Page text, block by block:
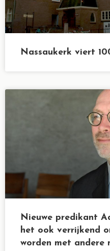
Nassaukerk viert
Nieuwe predikant
het ook verrijkend
worden met andere